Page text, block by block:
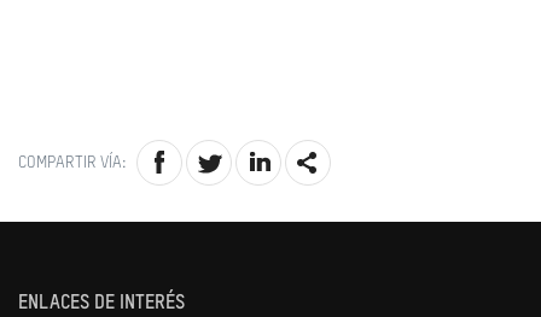
COMPARTIR VÍA:
ENLACES DE INTERÉS